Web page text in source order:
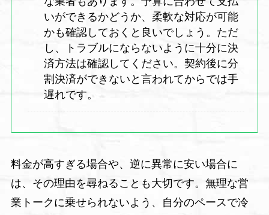
いができるかどうか、柔軟な対応が可能
かも確認しておくと良いでしょう。ただ
し、トラブルにならないように十分に決
済方法は確認してください。契約後に分
割決済ができないと言われてからでは手
遅れです。
料金が高すぎる場合や、逆に異常に安い場合に
は、その理由を尋ねることも大切です。無理な営
業トークに乗せられないよう、自分のペースで冷